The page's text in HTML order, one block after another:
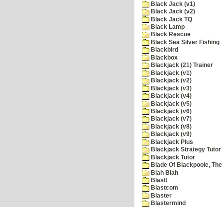
Black Jack (v1)
Black Jack (v2)
Black Jack TQ
Black Lamp
Black Rescue
Black Sea Silver Fishing
Blackbird
Blackbox
Blackjack (21) Trainer
Blackjack (v1)
Blackjack (v2)
Blackjack (v3)
Blackjack (v4)
Blackjack (v5)
Blackjack (v6)
Blackjack (v7)
Blackjack (v8)
Blackjack (v9)
Blackjack Plus
Blackjack Strategy Tutor
Blackjack Tutor
Blade Of Blackpoole, The
Blah Blah
Blast!
Blastcom
Blaster
Blastermind